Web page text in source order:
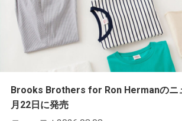
Brooks Brothers for Ron Hermanのニ
月22日に発売